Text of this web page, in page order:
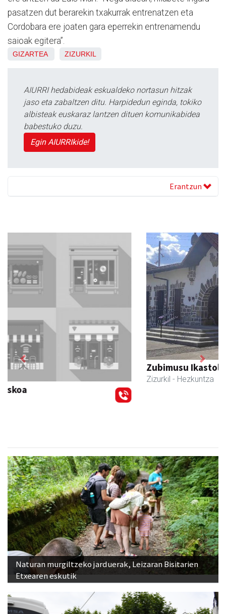
pasatzen dut berarekin txakurrak entrenatzen eta
Cordobara ere joaten gara eperrekin entrenamendu
saioak egitera”.
GIZARTEA ZIZURKIL
AIURRI hedabideak eskualdeko nortasun hitzak
jaso eta zabaltzen ditu. Harpidedun eginda, tokiko
albisteak euskaraz lantzen dituen komunikabidea
babestuko duzu.
Egin AIURRIkide!
Erantzun
Zubimusu Ikastola
Zizurkil - Hezkuntza
Previous Next
Naturan murgiltzeko jarduerak, Leizaran Bisitarien
Etxearen eskutik